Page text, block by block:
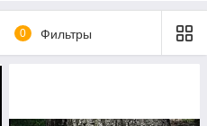
крутые "пушки", обладающие
боеприпаса до 95 м/с) и
автоматами и
модели требуют более
Использовать их
местах (тирах,
0 Фильтры